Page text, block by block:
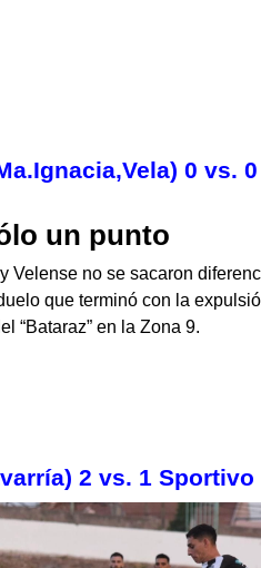
0 vs.
un punto
Velense no se sacaron
que terminó con la
“Bataraz” en la Zona 9.
2 vs. 1 Sportivo